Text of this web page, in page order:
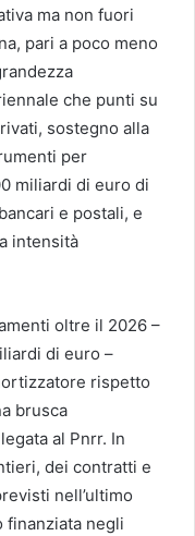
ma non fuori
pari a poco meno
che punti su
sostegno alla
per
miliardi di euro di
e postali, e
intensità
oltre il 2026 –
di euro –
rispetto
brusca
al Pnrr. In
dei contratti e
nell’ultimo
finanziata negli